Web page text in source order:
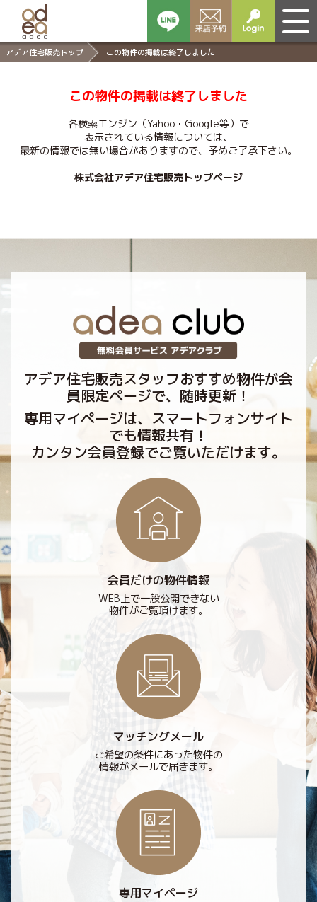
アデア住宅販売トップ この物件の掲載は終了しました
この物件の掲載は終了しました
各検索エンジン（Yahoo・Google等）で
表示されている情報については、
最新の情報では無い場合がありますので、 予めご了承下さい。
株式会社アデア住宅販売トップページ
アデア住宅販売スタッフおすすめ物件が会
員限定ページで、随時更新！
専用マイページは、スマートフォンサイト
でも情報共有！
カンタン会員登録でご覧いただけます。
会員だけの物件情報
WEB上で一般公開できない
物件がご覧頂けます。
マッチングメール
ご希望の条件にあった物件の
情報がメールで届きます。
専用マイページ